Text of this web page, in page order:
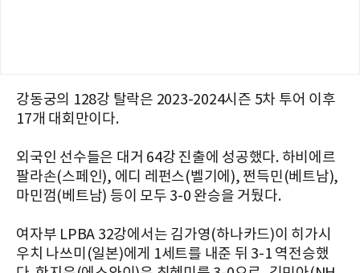
강동궁의 128강 탈락은 2023-2024시즌 5차 투어 이후
17개 대회만이다.
외국인 선수들은 대거 64강 진출에 성공했다. 하비에르
팔라손(스페인), 에디 레펀스(벨기에), 쩐득민(베트남),
마민껌(베트남) 등이 모두 3-0 완승을 거뒀다.
여자부 LPBA 32강에서는 김가영(하나카드)이 히가시
우치 나쓰미(일본)에게 1세트를 내준 뒤 3-1 역전승했